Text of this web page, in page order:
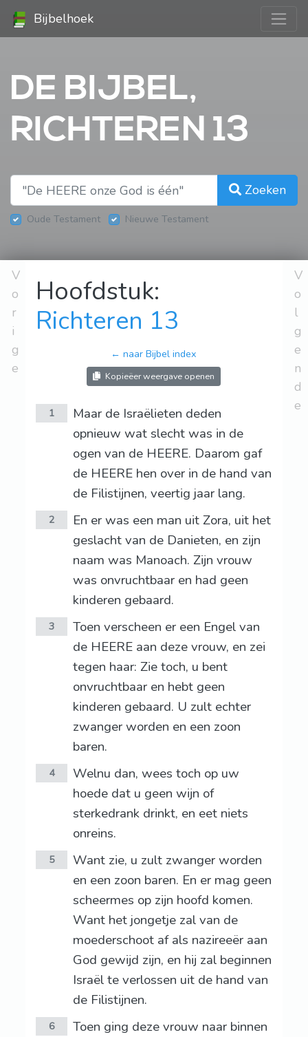
Bijbelhoek
DE BIJBEL,
RICHTEREN 13
Zoeken
Oude Testament Nieuwe Testament
V
o
r
i
g
e
Hoofdstuk:
Richteren 13
← naar Bijbel index
Kopieëer weergave openen
1
Maar de Israëlieten deden
opnieuw wat slecht was in de
ogen van de HEERE. Daarom gaf
de HEERE hen over in de hand van
de Filistijnen, veertig jaar lang.
2
En er was een man uit Zora, uit het
geslacht van de Danieten, en zijn
naam was Manoach. Zijn vrouw
was onvruchtbaar en had geen
kinderen gebaard.
3
Toen verscheen er een Engel van
de HEERE aan deze vrouw, en zei
tegen haar: Zie toch, u bent
onvruchtbaar en hebt geen
kinderen gebaard. U zult echter
zwanger worden en een zoon
baren.
4
Welnu dan, wees toch op uw
hoede dat u geen wijn of
sterkedrank drinkt, en eet niets
onreins.
5
Want zie, u zult zwanger worden
en een zoon baren. En er mag geen
scheermes op zijn hoofd komen.
Want het jongetje zal van de
moederschoot af als nazireeër aan
God gewijd zijn, en hij zal beginnen
Israël te verlossen uit de hand van
de Filistijnen.
6
Toen ging deze vrouw naar binnen
V
o
l
g
e
n
d
e